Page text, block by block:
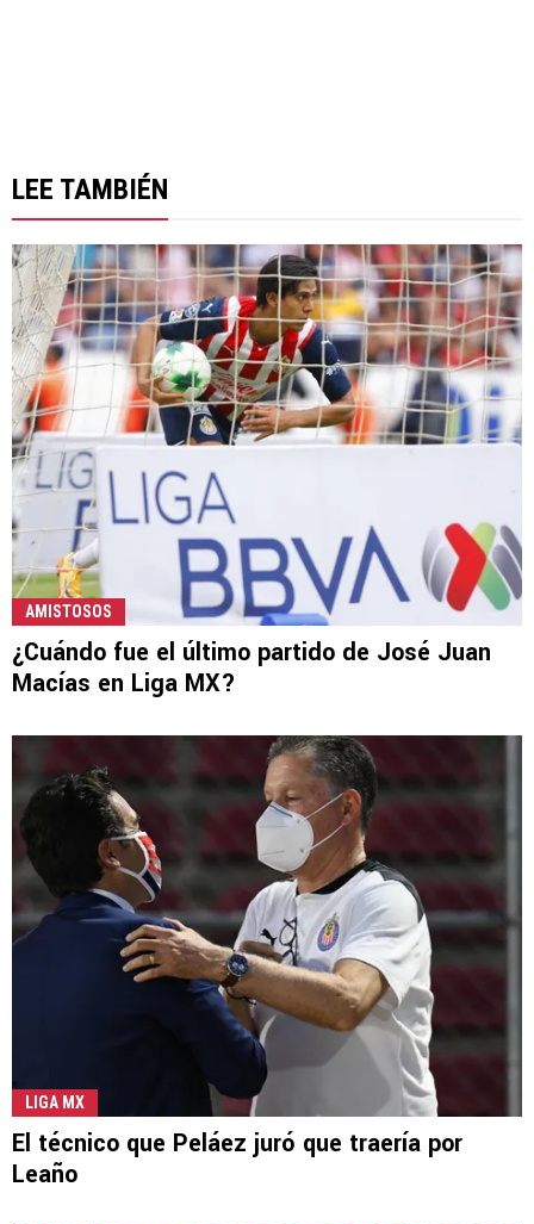
LEE TAMBIÉN
AMISTOSOS
¿Cuándo fue el último partido de José Juan
Macías en Liga MX?
LIGA MX
El técnico que Peláez juró que traería por
Leaño